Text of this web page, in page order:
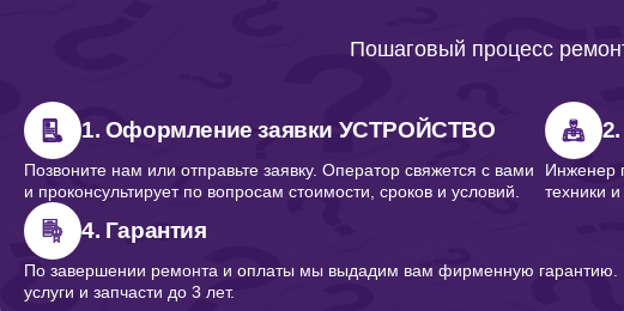
Пошаговый процесс
1. Оформление заявки УСТРОЙСТВО
Позвоните нам или отправьте заявку. Оператор свяжется с вами
и проконсультирует по вопросам стоимости, сроков и условий.
Инженер
техники
4. Гарантия
По завершении ремонта и оплаты мы выдадим вам фирменную гарантию.
услуги и запчасти до 3 лет.